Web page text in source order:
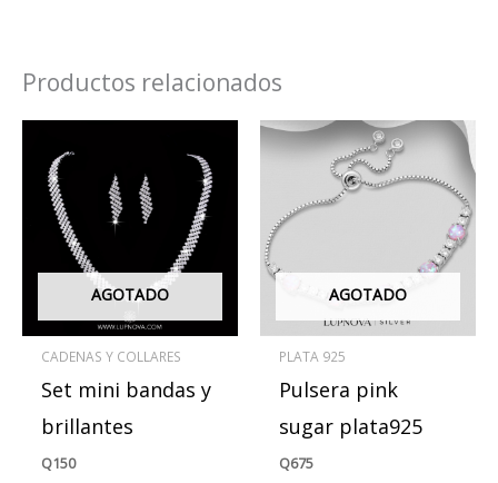
Productos relacionados
AGOTADO
CADENAS Y COLLARES
Set mini bandas y
brillantes
Q150
AGOTADO
PLATA 925
Pulsera pink
sugar plata925
Q675